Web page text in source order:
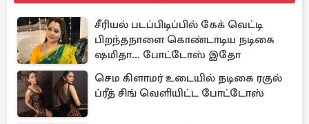
சீரியல் படப்பிடிப்பில் கேக் வெட்டி
பிறந்தநாளை கொண்டாடிய நடிகை
ஷமிதா... போட்டோஸ் இதோ
செம கிளாமர் உடையில் நடிகை ரகுல்
ப்ரீத் சிங் வெளியிட்ட போட்டோஸ்